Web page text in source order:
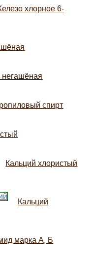
хлорное 6-
негашёная
спирт
Кальций хлористый
Кальций
марка А, Б